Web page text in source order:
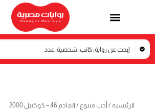
الرئيسية/أدب متنوع / القادم 46 – كوكتيل 2000